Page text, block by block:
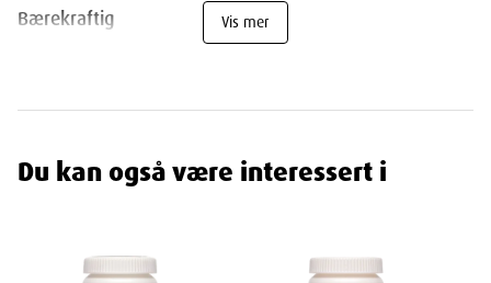
Bærekraftig
Betennelsesdempende kraft - Naturlige egenskaper som kan
bidra til å dempe lett inflammasjon og støtte kroppens naturlige
Gunstig sammensetning av mineraler
Vis mer
Du kan også være interessert i